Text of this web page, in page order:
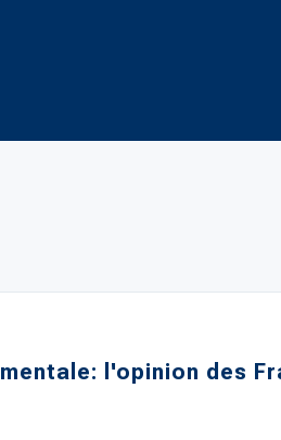
l'opinion des